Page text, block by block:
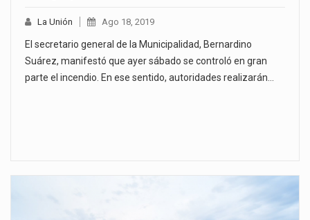
La Unión Ago 18, 2019
El secretario general de la Municipalidad, Bernardino
Suárez, manifestó que ayer sábado se controló en gran
parte el incendio. En ese sentido, autoridades realizarán…